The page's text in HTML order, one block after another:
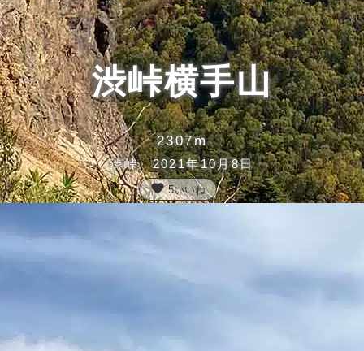
渋峠横手山
2307m
渋峠 2021年10月8日
favorite 5いいね